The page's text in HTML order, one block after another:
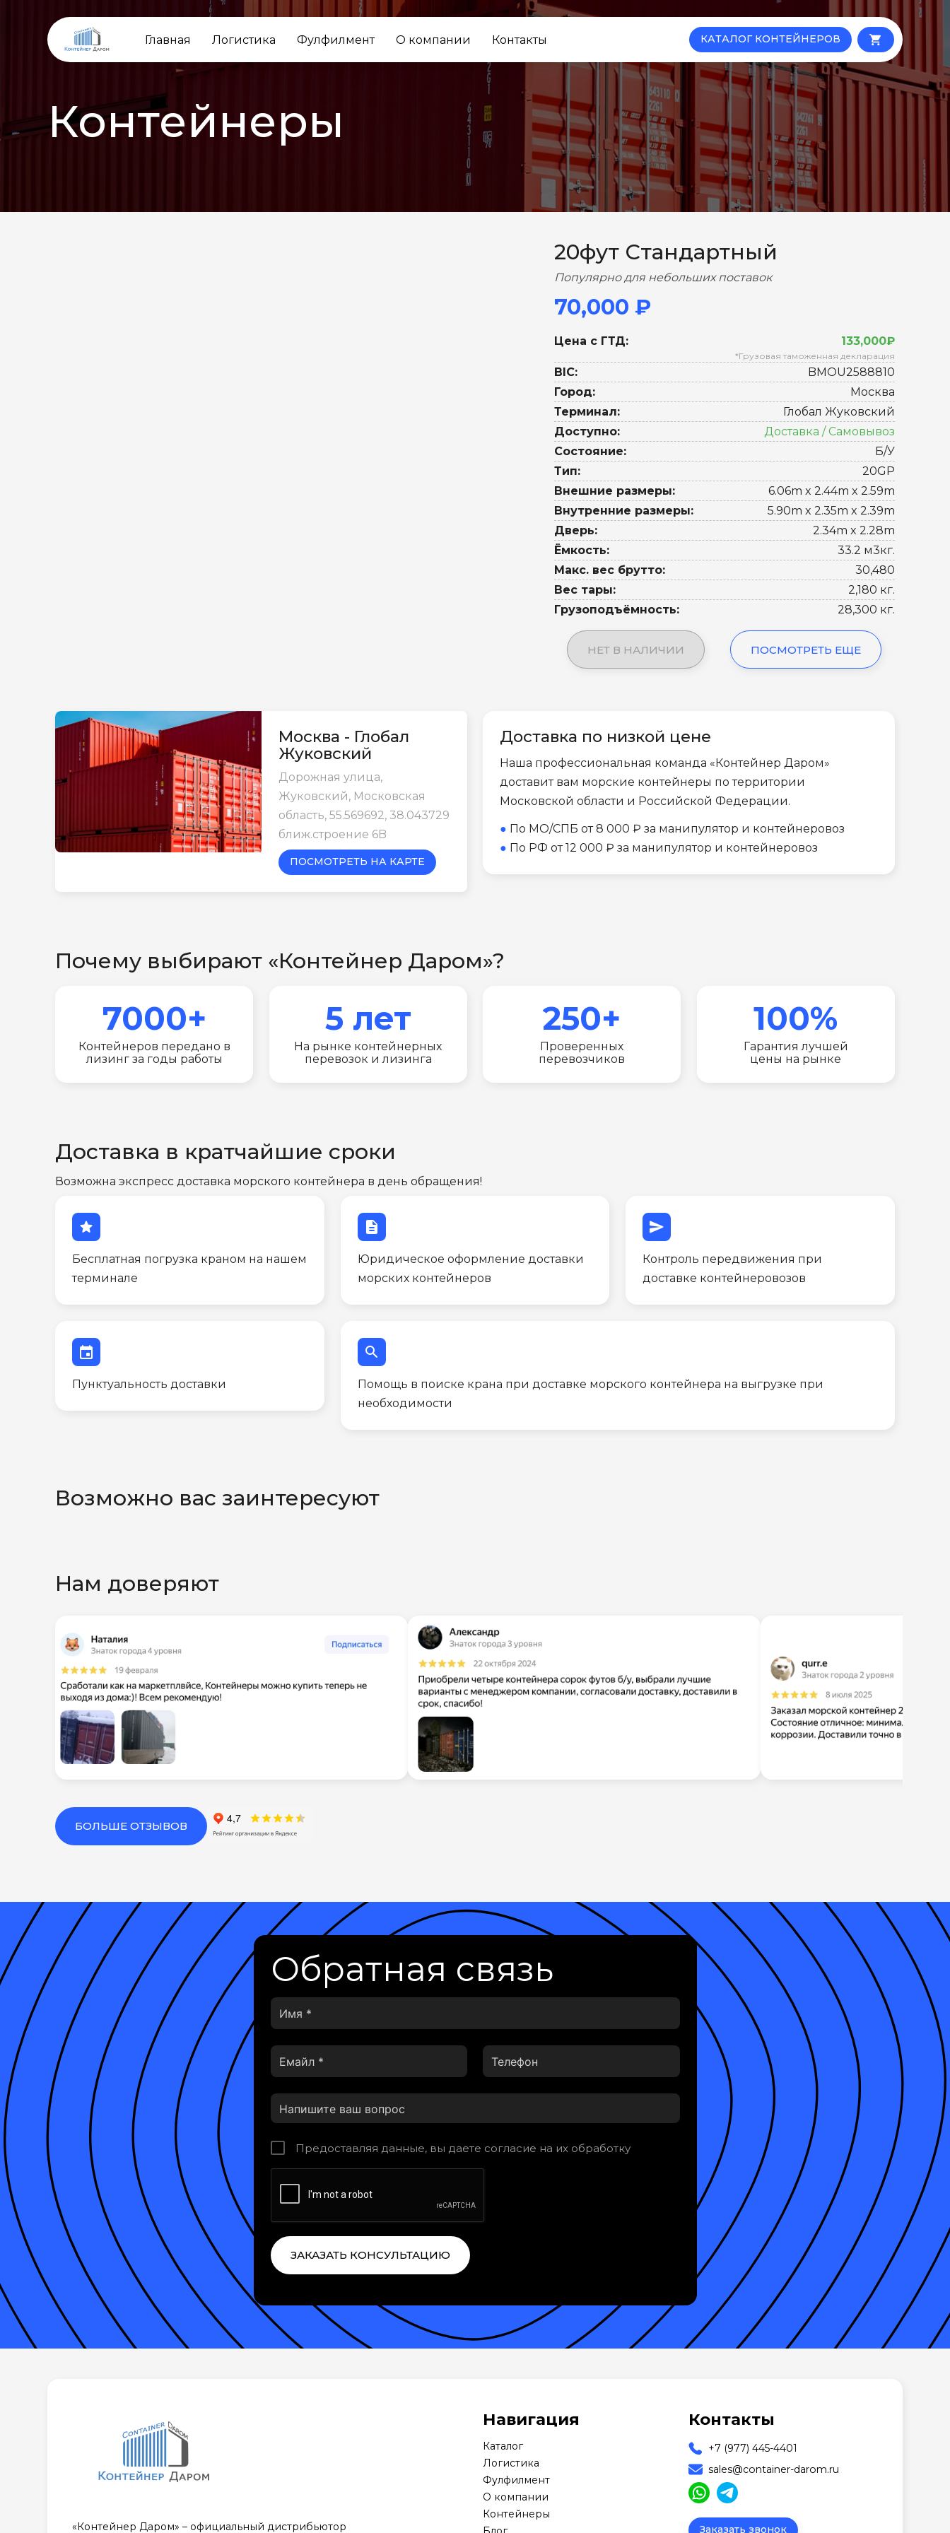
Главная Логистика Фулфилмент О компании Контакты КАТАЛОГ КОНТЕЙНЕРОВ local_grocery_store
Контейнеры
20фут Стандартный
Популярно для небольших поставок
70,000 ₽
Цена с ГТД: 133,000₽
*Грузовая таможенная декларация
BIC:
BMOU2588810
Город:
Москва
Терминал:
Глобал Жуковский
Доступно:
Доставка / Самовывоз
Состояние:
Б/У
Тип:
20GP
Внешние размеры:
6.06m x 2.44m x 2.59m
Внутренние размеры:
5.90m x 2.35m x 2.39m
Дверь:
2.34m x 2.28m
Ёмкость:
33.2 м3кг.
Макс. вес брутто:
30,480
Вес тары:
2,180 кг.
Грузоподъёмность:
28,300 кг.
НЕТ В НАЛИЧИИ ПОСМОТРЕТЬ ЕЩЕ
Москва - Глобал
Жуковский
Дорожная улица,
Жуковский, Московская
область, 55.569692, 38.043729
ближ.строение 6B
ПОСМОТРЕТЬ НА КАРТЕ
Доставка по низкой цене
Наша профессиональная команда «Контейнер Даром»
доставит вам морские контейнеры по территории
Московской области и Российской Федерации.
● По МО/СПБ от 8 000 ₽ за манипулятор и контейнеровоз
● По РФ от 12 000 ₽ за манипулятор и контейнеровоз
Почему выбирают «Контейнер Даром»?
7000+
Контейнеров передано в
лизинг за годы работы
5 лет
На рынке контейнерных
перевозок и лизинга
250+
Проверенных
перевозчиков
100%
Гарантия лучшей
цены на рынке
Доставка в кратчайшие сроки
Возможна экспресс доставка морского контейнера в день обращения!
star
Бесплатная погрузка краном на нашем
терминале
description
Юридическое оформление доставки
морских контейнеров
send
Контроль передвижения при
доставке контейнеровозов
event
Пунктуальность доставки
search
Помощь в поиске крана при доставке морского контейнера на выгрузке при
необходимости
Возможно вас заинтересуют
Нам доверяют
БОЛЬШЕ ОТЗЫВОВ
Обратная связь
Предоставляя данные, вы даете согласие на их обработку
ЗАКАЗАТЬ КОНСУЛЬТАЦИЮ
«Контейнер Даром» – официальный дистрибьютор
Навигация
Каталог
Логистика
Фулфилмент
О компании
Контейнеры
Контакты
+7 (977) 445-4401
sales@container-darom.ru
Заказать звонок